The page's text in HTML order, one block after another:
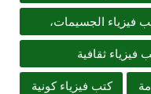
فيزياء الجسيمات،
فيزياء ثقافية
كتب فيزياء كونية